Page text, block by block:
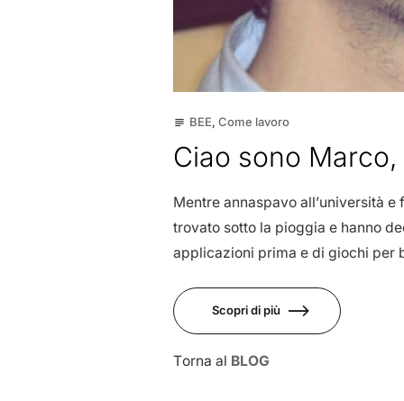
subject BEE, Come lavoro
Ciao sono
Mentre annaspavo all’università
trovato sotto la pioggia e hanno
applicazioni prima e di giochi per
Scopri di più
Torna al BLOG